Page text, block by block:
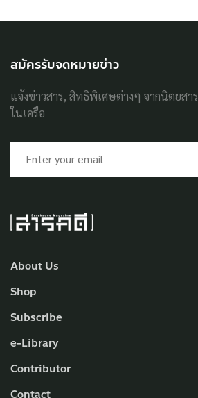
About Us
Shop
Subscribe
e-Library
Contributor
Contact
สมัครรับจดหมายข่าว
แจ้งข่าวสาร, สิทธิพิเศษต่างๆ จากนิตยส
ในเครือ